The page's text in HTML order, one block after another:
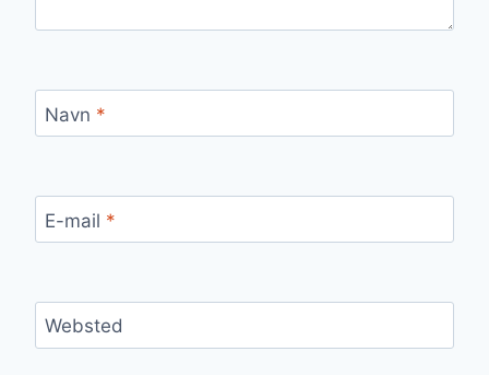
Navn *
E-mail *
Websted